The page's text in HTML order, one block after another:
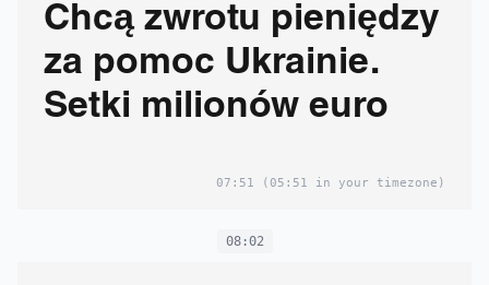
Chcą zwrotu pieniędzy
za pomoc Ukrainie.
Setki milionów euro
07:51 (05:51 in your timezone)
08:02